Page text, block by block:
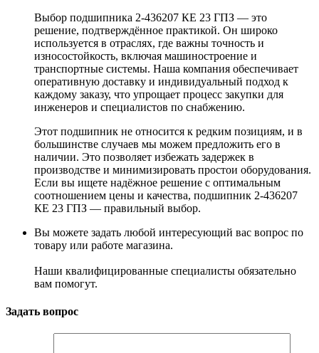
Выбор подшипника 2-436207 КЕ 23 ГПЗ — это
решение, подтверждённое практикой. Он широко
используется в отраслях, где важны точность и
износостойкость, включая машиностроение и
транспортные системы. Наша компания обеспечивает
оперативную доставку и индивидуальный подход к
каждому заказу, что упрощает процесс закупки для
инженеров и специалистов по снабжению.
Этот подшипник не относится к редким позициям, и в
большинстве случаев мы можем предложить его в
наличии. Это позволяет избежать задержек в
производстве и минимизировать простои оборудования.
Если вы ищете надёжное решение с оптимальным
соотношением цены и качества, подшипник 2-436207
КЕ 23 ГПЗ — правильный выбор.
Вы можете задать любой интересующий вас вопрос по
товару или работе магазина.
Наши квалифицированные специалисты обязательно
вам помогут.
Задать вопрос